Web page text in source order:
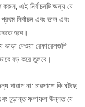
করুন, এই নির্বাচনটি অন্য যে
নির্বাচন এবং ভাল এবং
হবে।
দেওয়া রেফারেলগুলি
বড় করে তুলবে।
খারাপ না: চারপাশে কি ঘটছে
চূড়ান্ত ফলাফল উন্নত যে